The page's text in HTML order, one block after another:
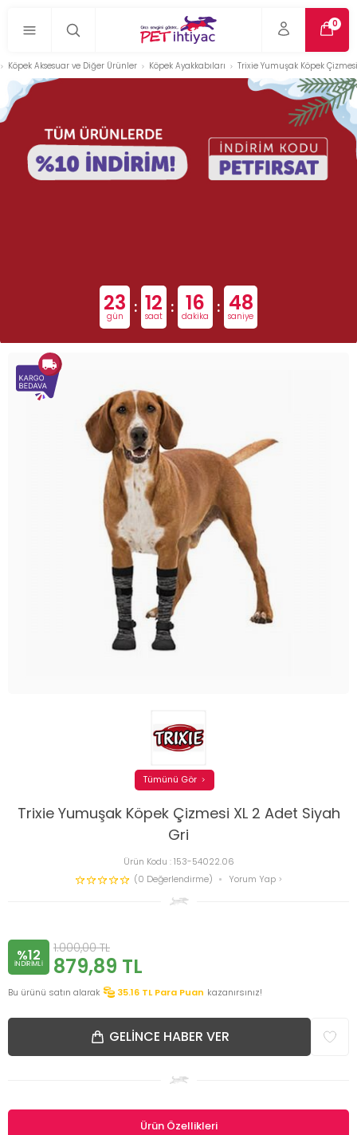
0
Köpek Aksesuar ve Diğer Ürünler Köpek Ayakkabıları Trixie Yumuşak Köpek
23
gün : 12
saat : 16
dakika : 48
saniye
Trixie Yumuşak Köpek Çizmesi XL 2 Adet Siyah
Gri
Ürün Kodu :153-54022.06
(0 Değerlendirme)
Yorum Yap
Tümünü Gör
%12
INDIRIMLI
1.000,00TL
879,89 TL
Bu ürünü satın alarak 35.16 TL Para Puan kazanırsınız!
GELINCE HABER VER
Ürün Özellikleri